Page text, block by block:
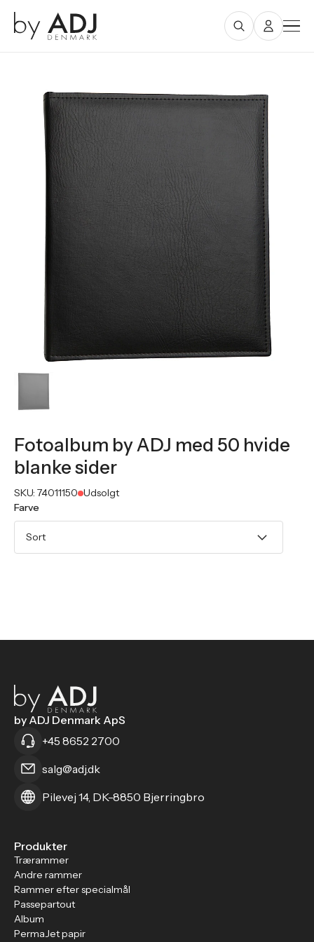
Fotoalbum by ADJ med 50 hvide
blanke sider
SKU: 74011150 Udsolgt
Farve
Sort
by ADJ Denmark ApS
+45 8652 2700
salg@adj.dk
Pilevej 14, DK-8850 Bjerringbro
Produkter
Trærammer
Andre rammer
Rammer efter specialmål
Passepartout
Album
PermaJet papir